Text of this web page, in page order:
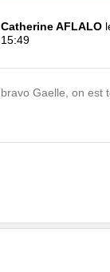
Catherine AFLALO
15:49
bravo Gaelle, on est